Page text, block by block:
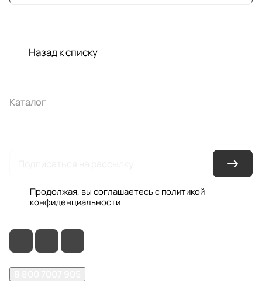
Назад к списку
Каталог
Продолжая, вы соглашаетесь с политикой
конфиденциальности